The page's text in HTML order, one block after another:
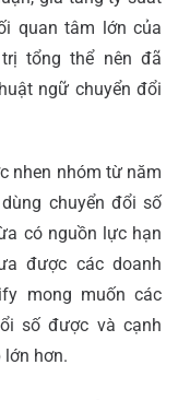
quan tâm lớn của
tổng thể nên đã
ngữ chuyển đổi
nhen nhóm từ năm
chuyển đổi số
có nguồn lực hạn
được các doanh
mong muốn các
số được và cạnh
lớn hơn.